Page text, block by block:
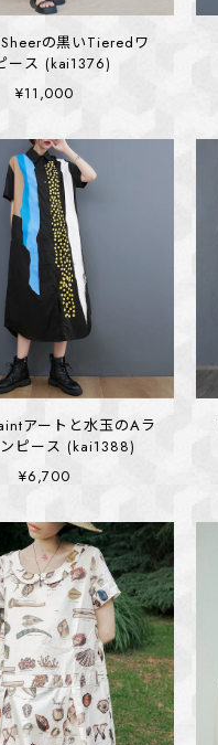
の黒いTieredワ
ース (kai1376)
¥11,000
アートと水玉のAラ
ピース (kai1388)
¥6,700